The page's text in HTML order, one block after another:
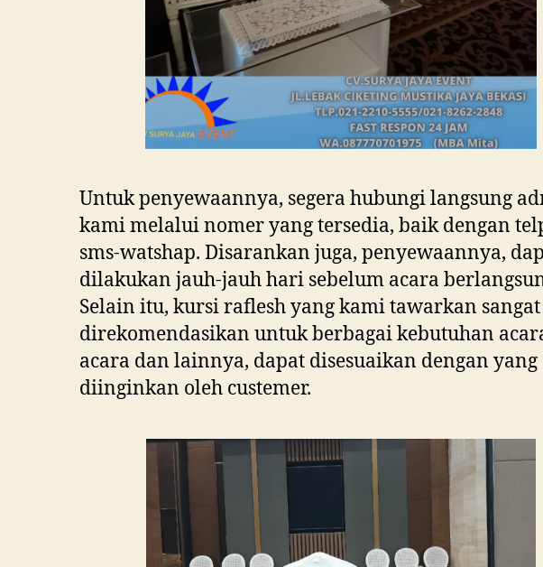
Untuk penyewaannya, segera hubungi langsung
kami melalui nomer yang tersedia, baik dengan
sms-watshap. Disarankan juga, penyewaannya,
dilakukan jauh-jauh hari sebelum acara
Selain itu, kursi raflesh yang kami tawarkan sangat
direkomendasikan untuk berbagai kebutuhan
acara dan lainnya, dapat disesuaikan dengan yang
diinginkan oleh custemer.